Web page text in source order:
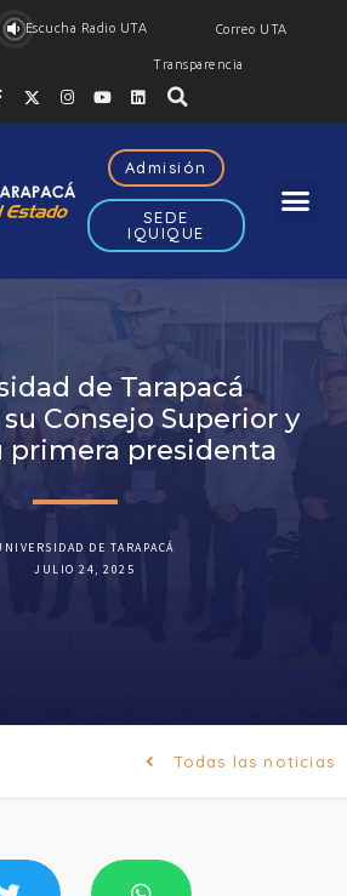
Escucha Radio UTA Correo UTA
Transparencia
Admisión
SEDE
IQUIQUE
de Tarapacá
Consejo Superior y
primera presidenta
DE TARAPACÁ
JULIO 24, 2025
Todas las noticias